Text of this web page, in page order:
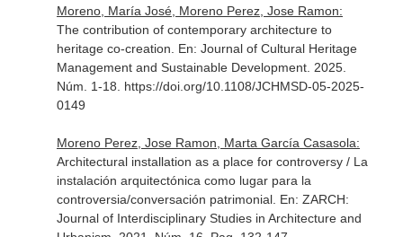
Moreno, María José, Moreno Perez, Jose Ramon:
The contribution of contemporary architecture to
heritage co-creation. En: Journal of Cultural Heritage
Management and Sustainable Development. 2025.
Núm. 1-18. https://doi.org/10.1108/JCHMSD-05-2025-
0149
Moreno Perez, Jose Ramon, Marta García Casasola:
Architectural installation as a place for controversy / La
instalación arquitectónica como lugar para la
controversia/conversación patrimonial. En: ZARCH:
Journal of Interdisciplinary Studies in Architecture and